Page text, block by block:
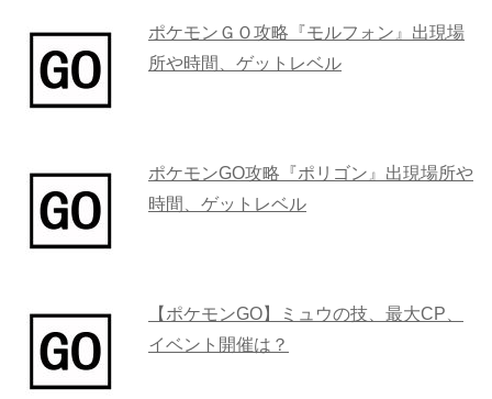
ポケモンＧＯ攻略『モルフォン』出現場
所や時間、ゲットレベル
ポケモンGO攻略『ポリゴン』出現場所や
時間、ゲットレベル
【ポケモンGO】ミュウの技、最大CP、
イベント開催は？